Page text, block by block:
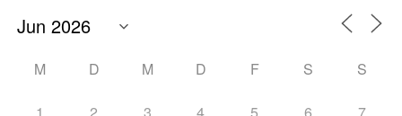
M D M D F S S